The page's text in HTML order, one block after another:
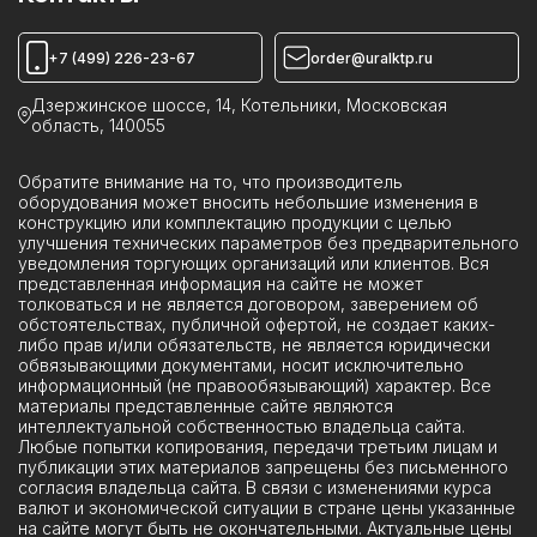
Реклоузеры ПСС
Ячейки ЯКНО
+7 (499) 226-23-67 order@uralktp.ru
Дзержинское шоссе, 14, Котельники, Московская
область, 140055
Обратите внимание на то, что производитель
оборудования может вносить небольшие изменения в
конструкцию или комплектацию продукции с целью
улучшения технических параметров без предварительного
уведомления торгующих организаций или клиентов. Вся
представленная информация на сайте не может
толковаться и не является договором, заверением об
обстоятельствах, публичной офертой, не создает каких-
либо прав и/или обязательств, не является юридически
обвязывающими документами, носит исключительно
информационный (не правообязывающий) характер. Все
материалы представленные сайте являются
интеллектуальной собственностью владельца сайта.
Любые попытки копирования, передачи третьим лицам и
публикации этих материалов запрещены без письменного
согласия владельца сайта. В связи с изменениями курса
валют и экономической ситуации в стране цены указанные
на сайте могут быть не окончательными. Актуальные цены